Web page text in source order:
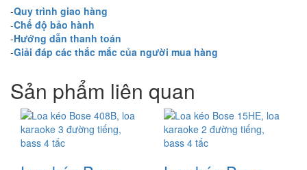
-Quy trình giao hàng
-Chế độ bảo hành
-Hướng dẫn thanh toán
-Giải đáp các thắc mắc của người mua hàng
Sản phẩm liên quan